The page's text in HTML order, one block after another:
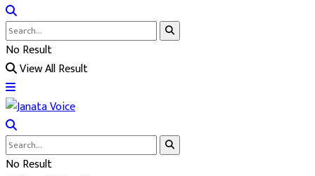
No Result
View All Result
No Result